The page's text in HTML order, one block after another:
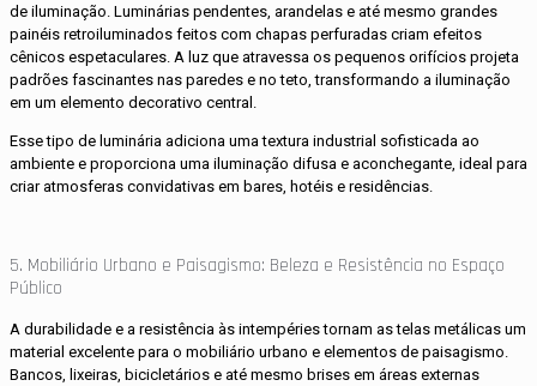
de iluminação. Luminárias pendentes, arandelas e até mesmo grandes
painéis retroiluminados feitos com chapas perfuradas criam efeitos
cênicos espetaculares. A luz que atravessa os pequenos orifícios projeta
padrões fascinantes nas paredes e no teto, transformando a iluminação
em um elemento decorativo central.
Esse tipo de luminária adiciona uma textura industrial sofisticada ao
ambiente e proporciona uma iluminação difusa e aconchegante, ideal para
criar atmosferas convidativas em bares, hotéis e residências.
5. Mobiliário Urbano e Paisagismo: Beleza e Resistência no Espaço
Público
A durabilidade e a resistência às intempéries tornam as telas metálicas um
material excelente para o mobiliário urbano e elementos de paisagismo.
Bancos, lixeiras, bicicletários e até mesmo brises em áreas externas